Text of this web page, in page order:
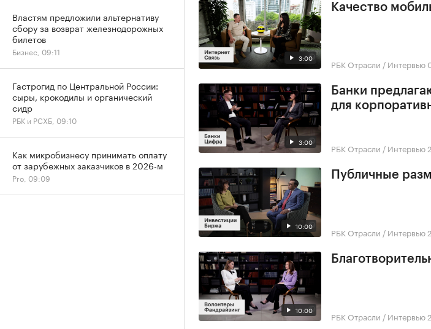
3:00
Качество
РБК Отрасли / Интервью
3:00
Банки
для
РБК Отрасли / Интервью
10:00
Публичные
РБК Отрасли / Интервью
10:00 РБК Отрасли / Интервью
Властям предложили альтернативу
сбору за возврат железнодорожных
билетов
Бизнес, 09:11
Гастрогид по Центральной России:
сыры, крокодилы и органический
сидр
РБК и РСХБ, 09:10
Как микробизнесу принимать оплату
от зарубежных заказчиков в 2026-м
Pro, 09:09